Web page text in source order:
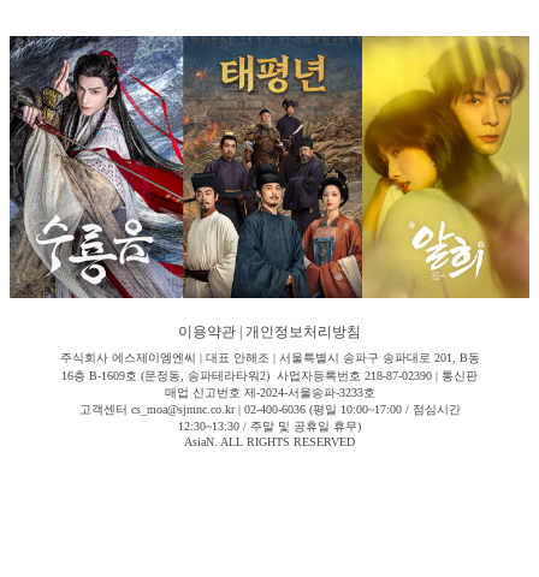
이용약관 개인정보처리방침
주식회사 에스제이엠엔씨 | 대표 안해조 | 서울특별시 송파구 송파대로 201, B동
16층 B-1609호 (문정동, 송파테라타워2) 사업자등록번호 218-87-02390 | 통신판
매업 신고번호 제-2024-서울송파-3233호
고객센터 cs_moa@sjmnc.co.kr | 02-400-6036 (평일 10:00~17:00 / 점심시간
12:30~13:30 / 주말 및 공휴일 휴무)
AsiaN. ALL RIGHTS RESERVED